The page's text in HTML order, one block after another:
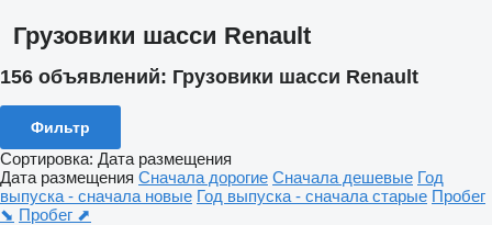
Грузовики шасси Renault
156 объявлений: Грузовики шасси Renault
Фильтр
Сортировка: Дата размещения
Дата размещения Сначала дорогие Сначала дешевые Год
выпуска - сначала новые Год выпуска - сначала старые Пробег
⬊ Пробег ⬈